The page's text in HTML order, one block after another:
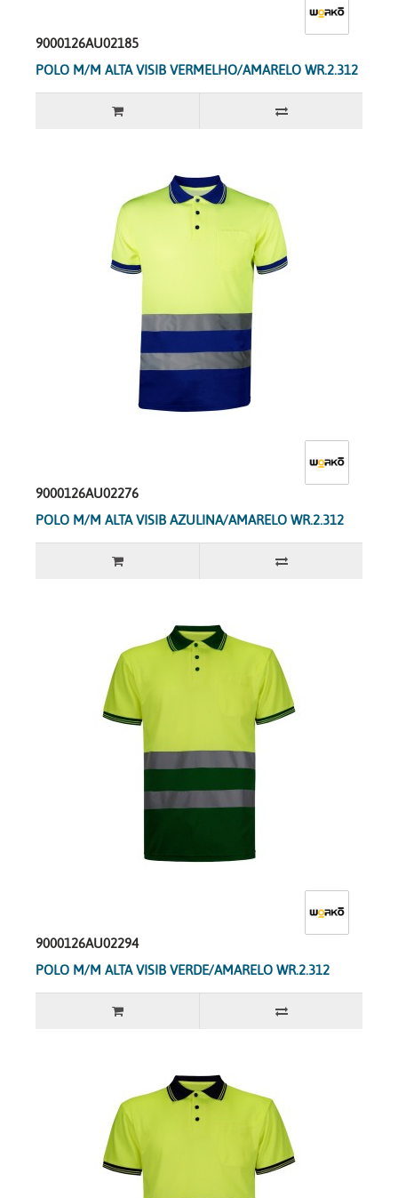
9000126AU02185
POLO M/M ALTA VISIB VERMELHO/AMARELO WR.2.312
9000126AU02276
POLO M/M ALTA VISIB AZULINA/AMARELO WR.2.312
9000126AU02294
POLO M/M ALTA VISIB VERDE/AMARELO WR.2.312